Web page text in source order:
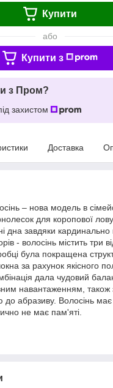
Купити
або
Купити з
з Пром?
захистом
Доставка
– нова модель в
для коропової
дна завдяки кардинально
- волосінь містить три
була покращена
за рахунок якісного
дала чудовий
навантаженням, також
до абразиву. Волосінь
не має пам'яті.